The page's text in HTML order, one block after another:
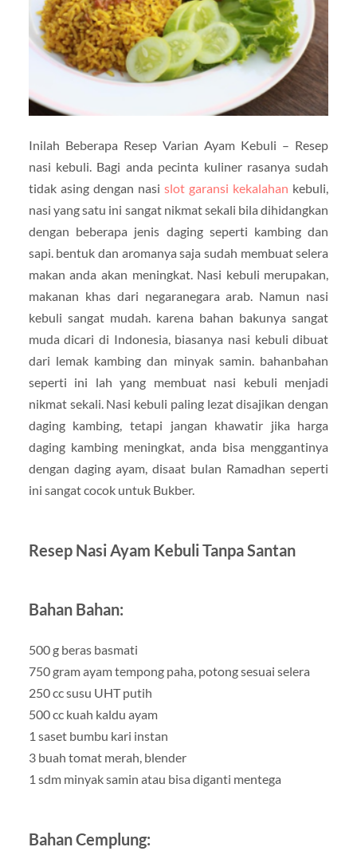
Inilah Beberapa Resep Varian Ayam Kebuli – Resep
nasi kebuli. Bagi anda pecinta kuliner rasanya sudah
tidak asing dengan nasislot garansi kekalahan kebuli,
nasi yang satu ini sangat nikmat sekali bila dihidangkan
dengan beberapa jenis daging seperti kambing dan
sapi. bentuk dan aromanya saja sudah membuat selera
makan anda akan meningkat. Nasi kebuli merupakan,
makanan khas dari negaranegara arab. Namun nasi
kebuli sangat mudah. karena bahan bakunya sangat
muda dicari di Indonesia, biasanya nasi kebuli dibuat
dari lemak kambing dan minyak samin. bahanbahan
seperti ini lah yang membuat nasi kebuli menjadi
nikmat sekali. Nasi kebuli paling lezat disajikan dengan
daging kambing, tetapi jangan khawatir jika harga
daging kambing meningkat, anda bisa menggantinya
dengan daging ayam, disaat bulan Ramadhan seperti
ini sangat cocok untuk Bukber.
Resep Nasi Ayam Kebuli Tanpa Santan
Bahan Bahan:
500 g beras basmati
750 gram ayam tempong paha, potong sesuai selera
250 cc susu UHT putih
500 cc kuah kaldu ayam
1 saset bumbu kari instan
3 buah tomat merah, blender
1 sdm minyak samin atau bisa diganti mentega
Bahan Cemplung: